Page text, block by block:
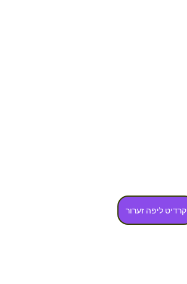
קרדיט ליפה זערור